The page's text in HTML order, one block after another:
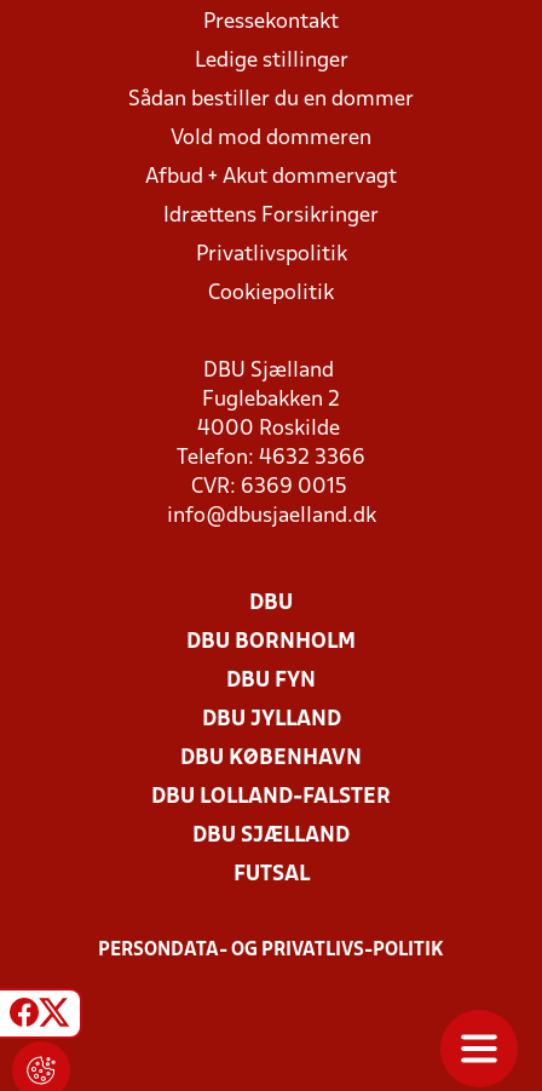
Pressekontakt
Ledige stillinger
Sådan bestiller du en dommer
Vold mod dommeren
Afbud + Akut dommervagt
Idrættens Forsikringer
Privatlivspolitik
Cookiepolitik
DBU Sjælland
Fuglebakken 2
4000 Roskilde
Telefon: 4632 3366
CVR: 6369 0015
info@dbusjaelland.dk
DBU
DBU BORNHOLM
DBU FYN
DBU JYLLAND
DBU KØBENHAVN
DBU LOLLAND-FALSTER
DBU SJÆLLAND
FUTSAL
PERSONDATA- OG PRIVATLIVS-POLITIK